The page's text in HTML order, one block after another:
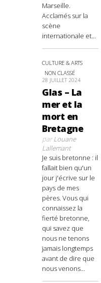
Marseille.
Acclamés sur la
scène
internationale et...
CULTURE & ARTS
NON CLASSÉ
28 JUILLET 2024
Glas – La
mer et la
mort en
Bretagne
parLouane
Lallemant
Je suis bretonne : il
fallait bien qu'un
jour j'écrive sur le
pays de mes
pères. Vous qui
connaissez la
fierté bretonne,
qui savez que
nous ne tenons
jamais longtemps
avant de dire que
nous venons...